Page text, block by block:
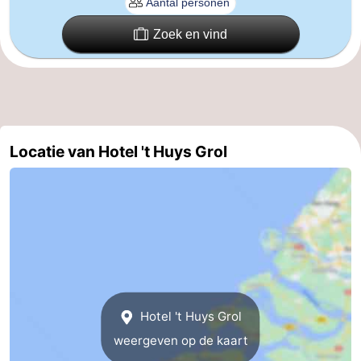
Zwembaden
-
Paardrijden
-
Zoek en vind
Locatie van Hotel 't Huys Grol
Hotel 't Huys Grol
weergeven op de kaart